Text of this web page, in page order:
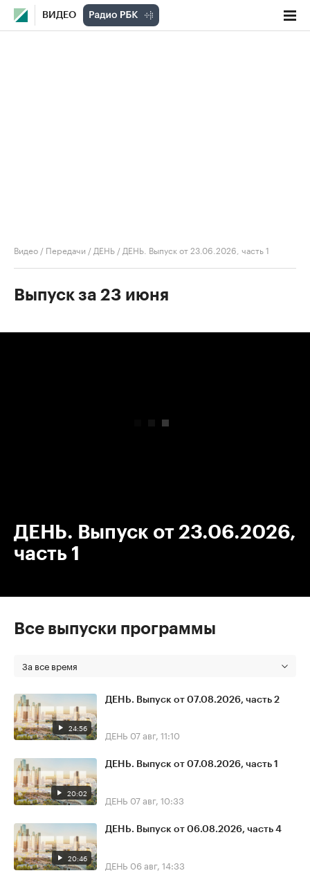
ВИДЕО
Видео / Передачи / ДЕНЬ / ДЕНЬ. Выпуск от 23.06.2026, часть 1
Выпуск за 23 июня
ДЕНЬ. Выпуск от 23.06.2026,
часть 1
Все выпуски программы
За все время
24:56
ДЕНЬ. Выпуск от 07.08.2026, часть 2
ДЕНЬ 07 авг, 11:10
20:02
ДЕНЬ. Выпуск от 07.08.2026, часть 1
ДЕНЬ 07 авг, 10:33
20:46
ДЕНЬ. Выпуск от 06.08.2026, часть 4
ДЕНЬ 06 авг, 14:33